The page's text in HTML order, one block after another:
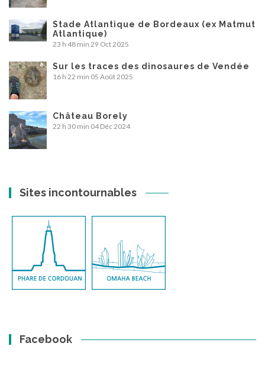
Stade Atlantique de Bordeaux (ex Matmut
Atlantique)
23 h 48 min 29 Oct 2025
Sur les traces des dinosaures de Vendée
16 h 22 min 05 Août 2025
Château Borely
22 h 30 min 04 Déc 2024
Sites incontournables
Facebook